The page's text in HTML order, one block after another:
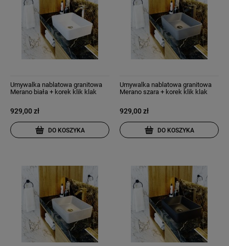
Umywalka nablatowa granitowa
Merano biała + korek klik klak
929,00 zł
DO KOSZYKA
Umywalka nablatowa granitowa
Merano szara + korek klik klak
929,00 zł
DO KOSZYKA